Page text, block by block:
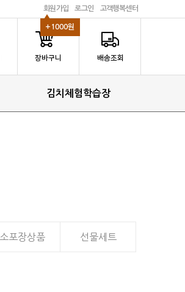
고객행복센터
로그인
회원가입
+1000원
김치체험학습장
소포장상품 선물세트